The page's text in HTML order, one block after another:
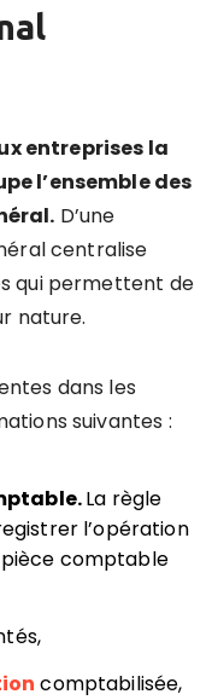
entreprises la
l’ensemble des
D’une
centralise
qui permettent de
nature.
dans les
suivantes :
La règle
l’opération
pièce comptable
comptabilisée,